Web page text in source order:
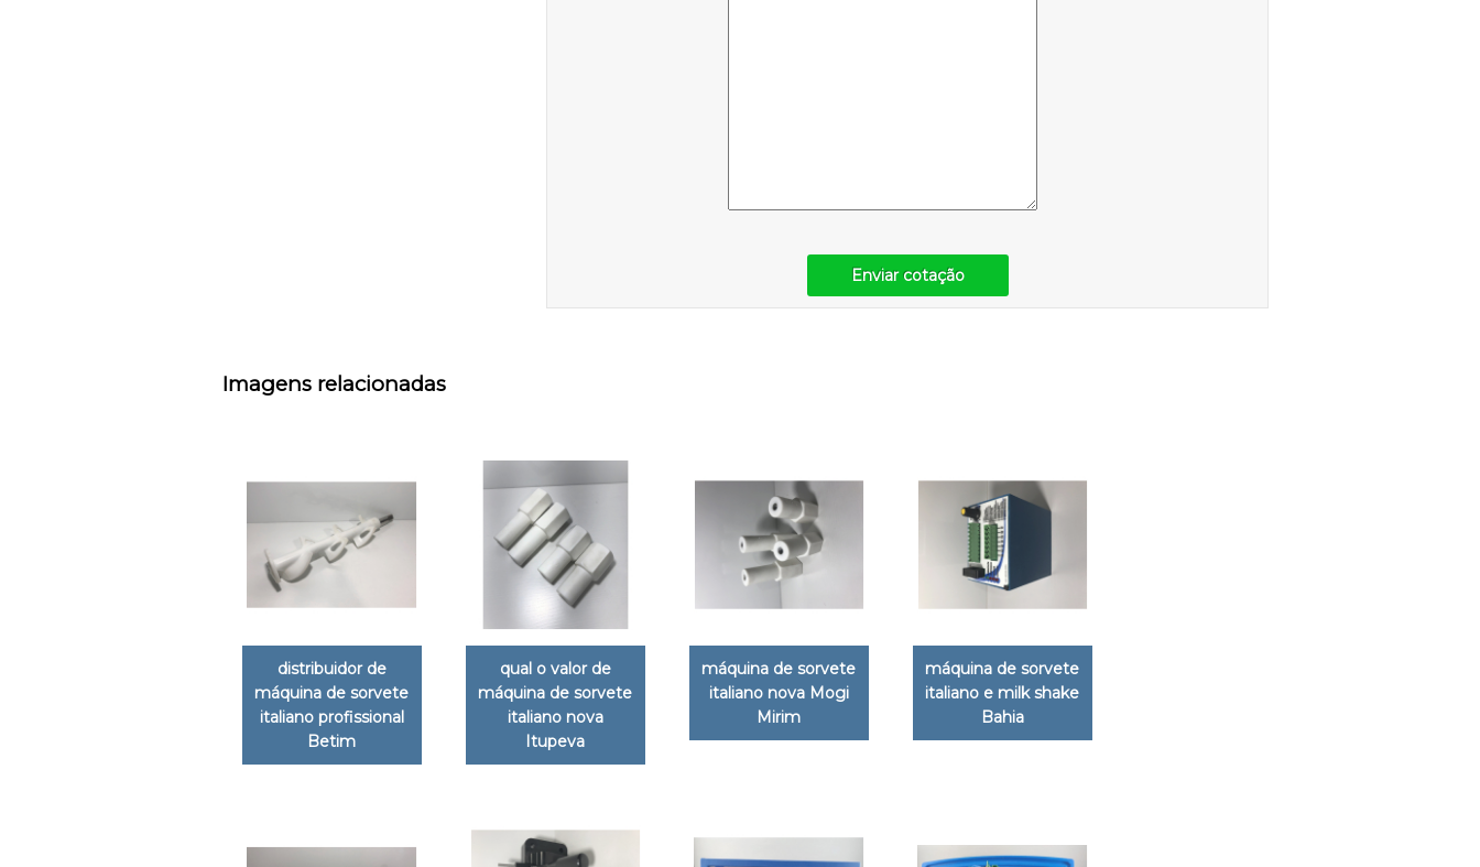
Enviar cotação
Imagens relacionadas
distribuidor de
máquina de sorvete
italiano profissional
Betim
qual o valor de
máquina de sorvete
italiano nova
Itupeva
máquina de sorvete
italiano nova Mogi
Mirim
máquina de sorvete
italiano e milk shake
Bahia